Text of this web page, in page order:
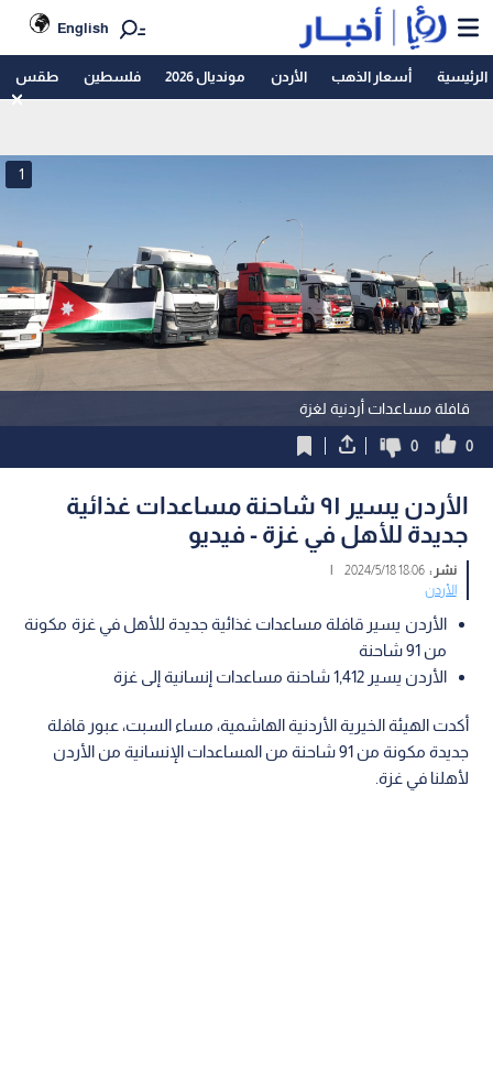
English
الرئيسية أسعار الذهب الأردن مونديال 2026 فلسطين طقس
قافلة مساعدات أردنية لغزة
1
0
0
الأردن يسير ٩١ شاحنة مساعدات غذائية
جديدة للأهل في غزة - فيديو
نشر :18:06 2024/5/18
|
الأردن
الأردن يسير قافلة مساعدات غذائية جديدة للأهل في غزة مكونة
من 91 شاحنة
الأردن يسير 1,412 شاحنة مساعدات إنسانية إلى غزة
أكدت الهيئة الخيرية الأردنية الهاشمية، مساء السبت، عبور قافلة
جديدة مكونة من 91 شاحنة من المساعدات الإنسانية من الأردن
لأهلنا في غزة.